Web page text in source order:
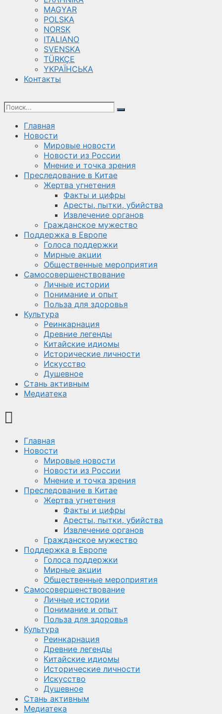
MAGYAR
POLSKA
NORSK
ITALIANO
SVENSKA
TÜRKÇE
YКРАЇНСЬКА
Контакты
Главная
Новости
Мировые новости
Новости из России
Мнение и точка зрения
Преследование в Китае
Жертва угнетения
Факты и цифры
Аресты, пытки, убийства
Извлечение органов
Гражданское мужество
Поддержка в Европе
Голоса поддержки
Мирные акции
Общественные мероприятия
Самосовершенствование
Личные истории
Понимание и опыт
Польза для здоровья
Культура
Реинкарнация
Древние легенды
Китайские идиомы
Исторические личности
Искусство
Душевное
Стань активным
Медиатека
Главная
Новости
Мировые новости
Новости из России
Мнение и точка зрения
Преследование в Китае
Жертва угнетения
Факты и цифры
Аресты, пытки, убийства
Извлечение органов
Гражданское мужество
Поддержка в Европе
Голоса поддержки
Мирные акции
Общественные мероприятия
Самосовершенствование
Личные истории
Понимание и опыт
Польза для здоровья
Культура
Реинкарнация
Древние легенды
Китайские идиомы
Исторические личности
Искусство
Душевное
Стань активным
Медиатека